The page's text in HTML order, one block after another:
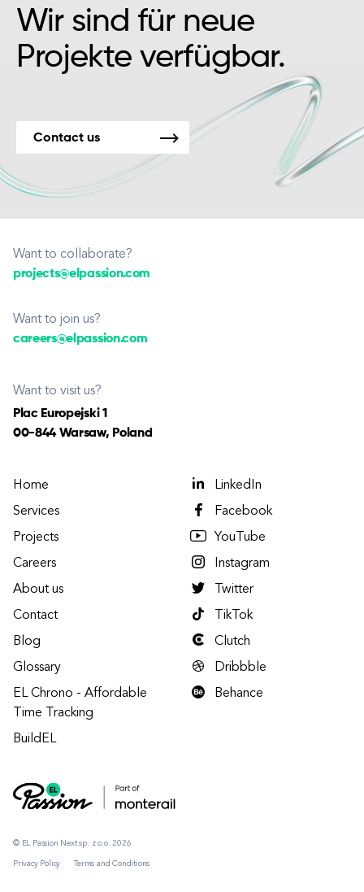
Wir sind für neue
Projekte verfügbar.
Contact us
Want to collaborate?
projects@elpassion.com
Want to join us?
careers@elpassion.com
Want to visit us?
Plac Europejski 1
00-844 Warsaw, Poland
© EL Passion Next sp. z o.o. 2026
Privacy Policy Terms and Conditions
Home
Services
Projects
Careers
About us
Contact
Blog
Glossary
EL Chrono - Affordable
Time Tracking
BuildEL
LinkedIn
Facebook
YouTube
Instagram
Twitter
TikTok
Clutch
Dribbble
Behance